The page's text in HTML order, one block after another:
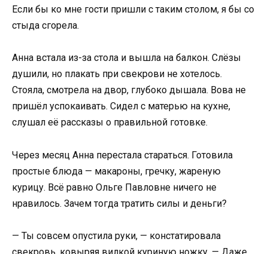
Если бы ко мне гости пришли с таким столом, я бы со
стыда сгорела.
Анна встала из-за стола и вышла на балкон. Слёзы
душили, но плакать при свекрови не хотелось.
Стояла, смотрела на двор, глубоко дышала. Вова не
пришёл успокаивать. Сидел с матерью на кухне,
слушал её рассказы о правильной готовке.
Через месяц Анна перестала стараться. Готовила
простые блюда — макароны, гречку, жареную
курицу. Всё равно Ольге Павловне ничего не
нравилось. Зачем тогда тратить силы и деньги?
— Ты совсем опустила руки, — констатировала
свекровь, ковыряя вилкой куриную ножку. — Даже